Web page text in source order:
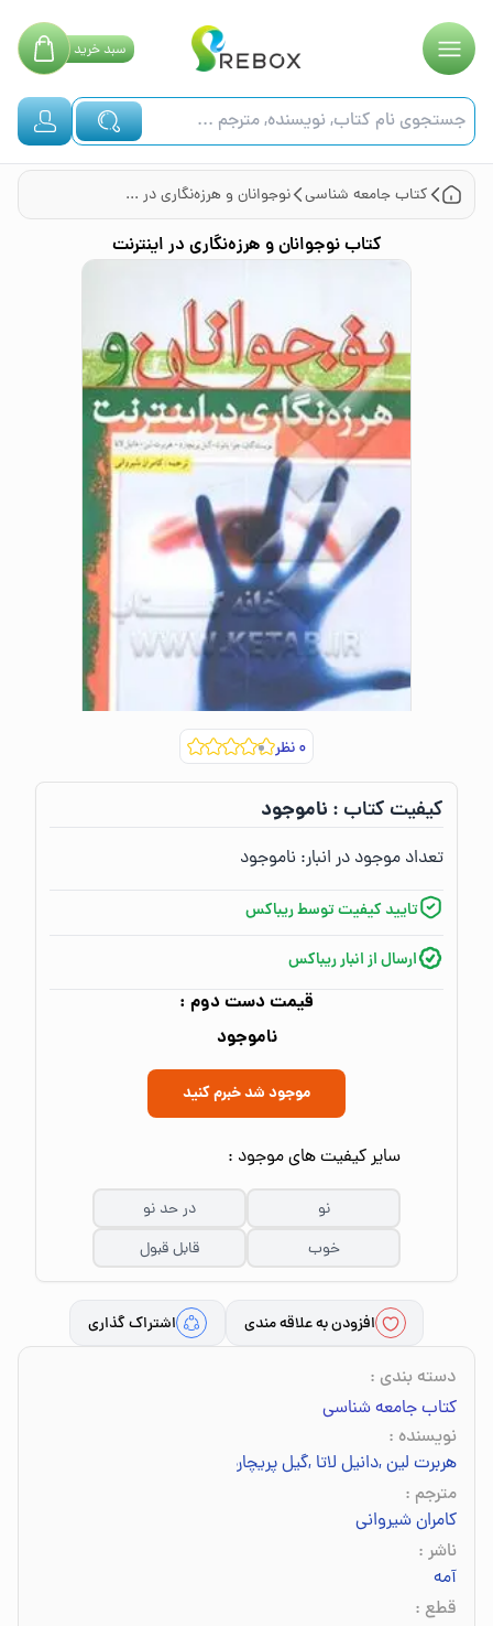
سبدخرید
کتابجامعه شناسی نوجوانان و هرزه‌نگاری در اینترنت
کتابنوجوانان و هرزه‌نگاری در اینترنت
۰نظر
کیفیت کتاب :‌ ناموجود
تعداد موجود در انبار:‌ ناموجود
تایید کیفیت توسط ریباکس
ارسال از انبار ریباکس
قیمت دست دوم :
ناموجود
موجود شد خبرم کنید
سایر کیفیت های موجود :
نو
در حد نو
خوب
قابل قبول
افزودن به علاقه مندی اشتراک گذاری
دسته بندی :
کتاب جامعه شناسی
نویسنده :
هربرت لین,دانیل لاتا ,گیل پریچارد
مترجم :
کامران شیروانی
ناشر :
آمه
قطع :